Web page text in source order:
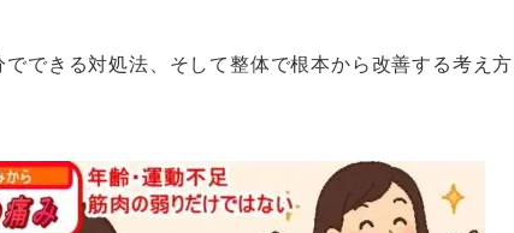
できる対処法、そして整体で根本から改善する考え方